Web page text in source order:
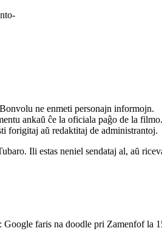
ne enmeti personajn informojn.
ankaŭ ĉe la oficiala paĝo de la filmo.
forigitaj aŭ redaktitaj de administrantoj.
Ili estas neniel sendataj al, aŭ
faris na doodle pri Zamenfof la